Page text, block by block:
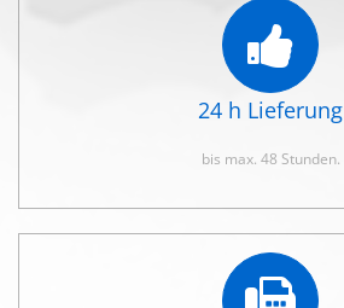
24 h Lieferung
bis max. 48 Stunden.